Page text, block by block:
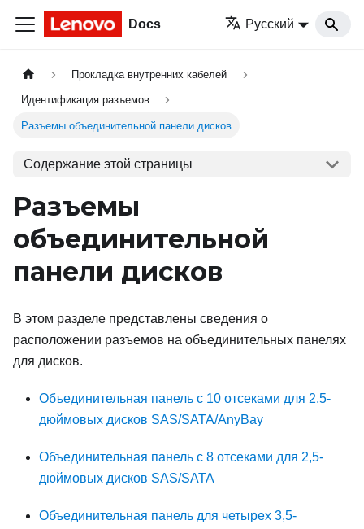
Docs Русский
Прокладка внутренних кабелей
Идентификация разъемов
Разъемы объединительной панели дисков
Содержание этой страницы
Разъемы
объединительной
панели дисков
В этом разделе представлены сведения о
расположении разъемов на объединительных панелях
для дисков.
Объединительная панель с 10 отсеками для 2,5-
дюймовых дисков SAS/SATA/AnyBay
Объединительная панель с 8 отсеками для 2,5-
дюймовых дисков SAS/SATA
Объединительная панель для четырех 3,5-